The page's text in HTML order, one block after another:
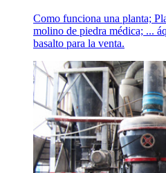
Como funciona una planta;
molino de piedra médica; ...
basalto para la venta.